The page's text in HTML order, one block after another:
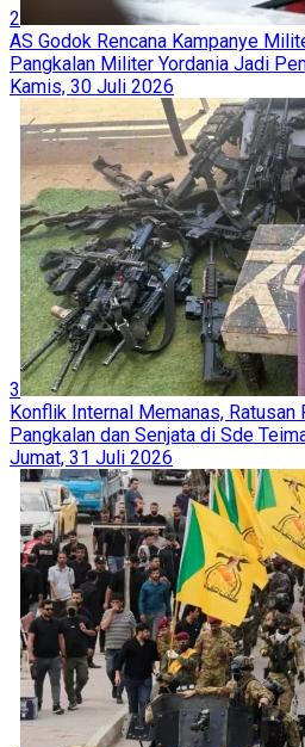
2
AS Godok Rencana Kampanye
Pangkalan Militer Yordania Jadi
Kamis, 30 Juli 2026
3
Konflik Internal Memanas,
Pangkalan dan Senjata di Sde
Jumat, 31 Juli 2026